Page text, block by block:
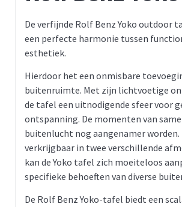
De verfijnde Rolf Benz Yoko outdoor
een perfecte harmonie tussen
esthetiek.
Hierdoor het een onmisbare
buitenruimte. Met zijn lichtvoetige
de tafel een uitnodigende sfeer voor
ontspanning. De momenten van
buitenlucht nog aangenamer worden.
verkrijgbaar in twee verschillende
kan de Yoko tafel zich moeiteloos
specifieke behoeften van diverse
De Rolf Benz Yoko-tafel biedt een